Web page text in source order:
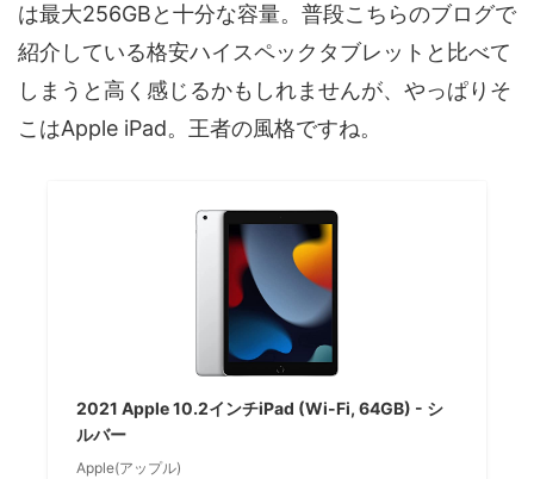
は最大256GBと十分な容量。普段こちらのブログで
紹介している格安ハイスペックタブレットと比べて
しまうと高く感じるかもしれませんが、やっぱりそ
こはApple iPad。王者の風格ですね。
2021 Apple 10.2インチiPad (Wi-Fi, 64GB) - シ
ルバー
Apple(アップル)